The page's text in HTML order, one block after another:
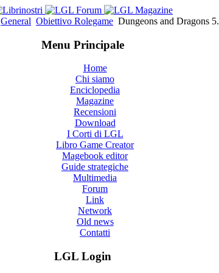
General Obiettivo Rolegame Dungeons and Dragons
Menu Principale
Home
Chi siamo
Enciclopedia
Magazine
Recensioni
Download
I Corti di LGL
Libro Game Creator
Magebook editor
Guide strategiche
Multimedia
Forum
Link
Network
Old news
Contatti
LGL Login